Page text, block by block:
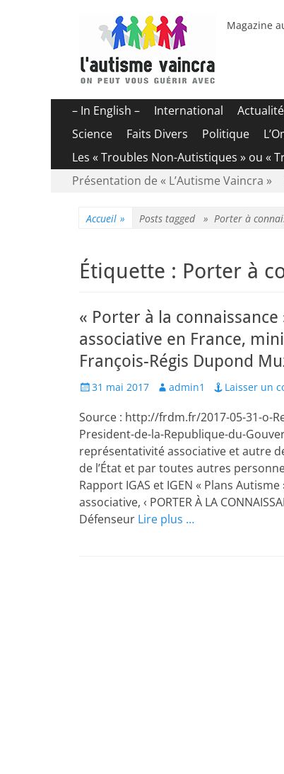
Magazine
Menu
principal
Aller
contenu
– In English – International
Science
Faits Divers Politique
Les « Troubles Non-Autistiques » ou «
Menu
Aller
Présentation de « L’Autisme Vaincra »
Accueil » Posts tagged » Porter à
Étiquette : Porter à
« Porter à la
associative en France,
François-Régis Dupond
Posted
31 mai 2017 Author
admin1 Laisser un
Source : http://frdm.fr/2017-05-31-o-
President-de-la-Republique-du-
représentativité associative et autre
de l’État et par toutes autres
Rapport IGAS et IGEN « Plans
associative, ‹ PORTER À LA
Défenseur Lire plus …